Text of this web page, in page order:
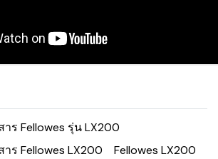
าร Fellowes รุ่น LX200
าร Fellowes LX200
Fellowes LX200